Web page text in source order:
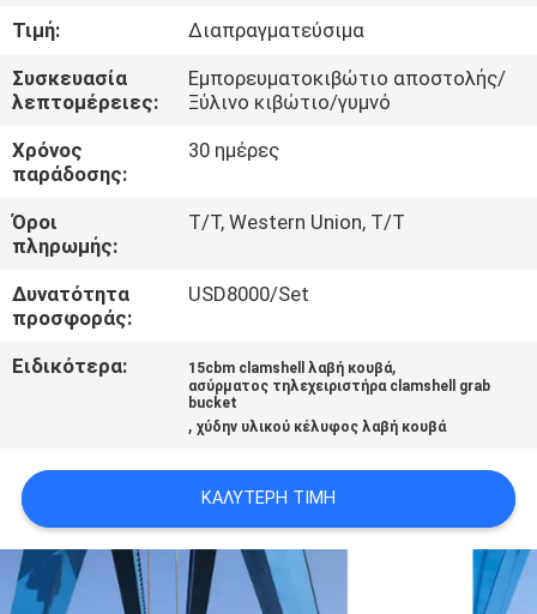
ΕΠΙΣΚΈΨΕΙΣ
ΣΤΟ
ΕΡΓΟΣΤΆΣΙΟ
ΈΛΕΓΧΟΣ
ΠΟΙΌΤΗΤΑΣ
ΕΙΔΉΣΕΙΣ
CONTACT
US
SITEMAP
Τιμή:
Διαπραγματεύσιμα
Συσκευασία
λεπτομέρειες:
Εμπορευματοκιβώτιο αποστολής/
Ξύλινο κιβώτιο/γυμνό
Χρόνος
παράδοσης:
30 ημέρες
Όροι
πληρωμής:
T/T, Western Union, T/T
Δυνατότητα
προσφοράς:
USD8000/Set
Ειδικότερα: 15cbm clamshell λαβή κουβά,
ασύρματος τηλεχειριστήρα clamshell grab
bucket
,χύδην υλικού κέλυφος λαβή κουβά
ΚΑΛΎΤΕΡΗ ΤΙΜΉ